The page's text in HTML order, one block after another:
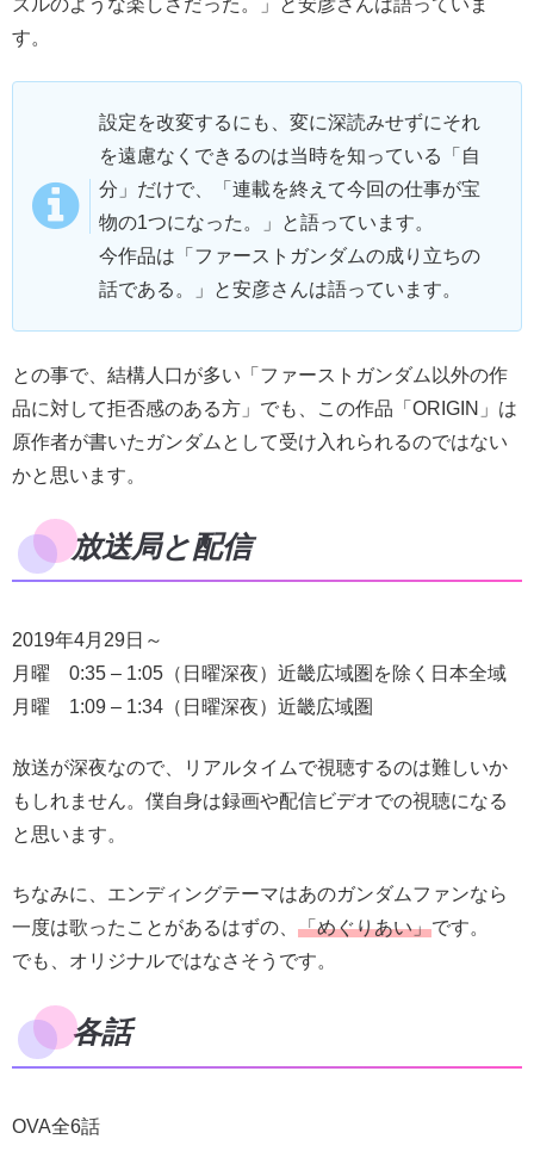
ズルのような楽しさだった。」と安彦さんは語っていま
す。
設定を改変するにも、変に深読みせずにそれ
を遠慮なくできるのは当時を知っている「自
分」だけで、「連載を終えて今回の仕事が宝
物の1つになった。」と語っています。
今作品は「ファーストガンダムの成り立ちの
話である。」と安彦さんは語っています。
との事で、結構人口が多い「ファーストガンダム以外の作
品に対して拒否感のある方」でも、この作品「ORIGIN」は
原作者が書いたガンダムとして受け入れられるのではない
かと思います。
放送局と配信
2019年4月29日～
月曜 0:35 – 1:05（日曜深夜）近畿広域圏を除く日本全域
月曜 1:09 – 1:34（日曜深夜）近畿広域圏
放送が深夜なので、リアルタイムで視聴するのは難しいか
もしれません。僕自身は録画や配信ビデオでの視聴になる
と思います。
ちなみに、エンディングテーマはあのガンダムファンなら
一度は歌ったことがあるはずの、 「めぐりあい」です。
でも、オリジナルではなさそうです。
各話
OVA全6話